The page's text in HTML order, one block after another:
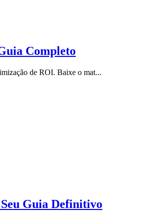
Completo
de ROI. Baixe o mat...
Guia Definitivo